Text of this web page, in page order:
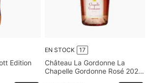
Edition
EN STOCK 17
Château La Gordonne La
Chapelle Gordonne Rosé 2023